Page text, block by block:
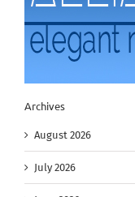
Archives
August 2026
July 2026